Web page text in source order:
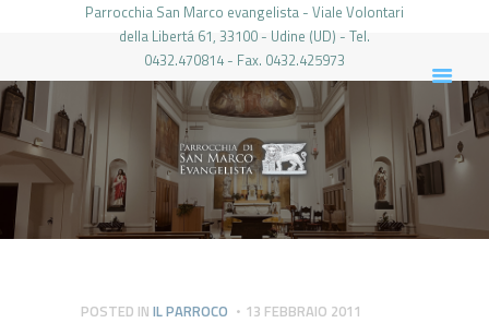
Parrocchia San Marco evangelista - Viale Volontari
della Libertá 61, 33100 - Udine (UD) - Tel.
0432.470814 - Fax. 0432.425973
PARROCCHIA DI SAN MARCO UDINE
HOME
LA PARROCCHIA
IL PARROCO
LE ATTIVITÀ
PIERABECH
POSTED IN IL PARROCO 13 FEBBRAIO 2011